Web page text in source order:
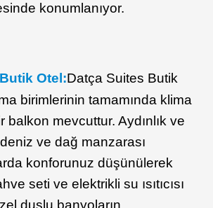
konumlanıyor.
Otel:Datça Suites Butik
birimlerinin tamamında klima
balkon mevcuttur. Aydınlık ve
ve dağ manzarası
konforunuz düşünülerek
seti ve elektrikli su ısıtıcısı
duşlu banyoların